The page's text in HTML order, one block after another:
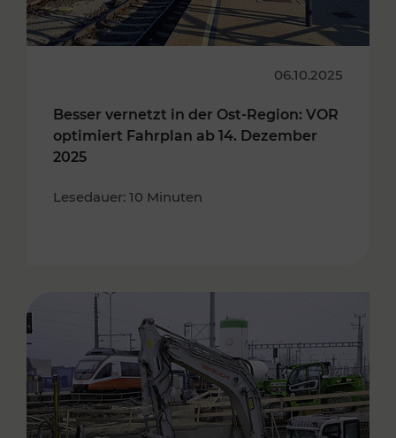
06.10.2025
Besser vernetzt in der Ost-Region: VOR
optimiert Fahrplan ab 14. Dezember
2025
Lesedauer: 10 Minuten